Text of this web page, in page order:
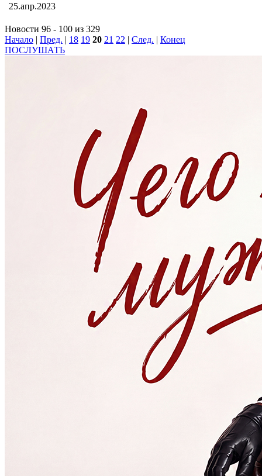
25.апр.2023
Новости 96 - 100 из 329
Начало | Пред. | 18 19 20 21 22 | След. | Конец
ПОСЛУШАТЬ